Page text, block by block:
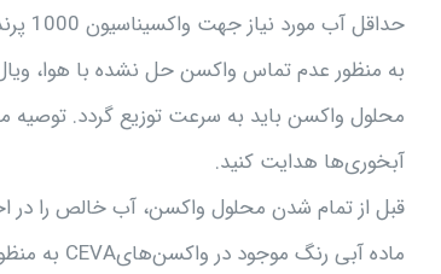
حداقل آب مورد نیاز جهت واکسیناسیون 1000 پرنده در سن 3 تا 4 هفتگی 25 تا 30 لیتر و از 10 هفتگی به بعد 40 لیتر می‌باشد.
به منظور عدم تماس واکسن حل نشده با هوا،
محلول واکسن باید به سرعت توزیع گردد. توصیه
آبخوری‌ها هدایت کنید.
قبل از تمام شدن محلول واکسن، آب خالص را در
ماده آبی رنگ موجود در واکسن‌هایCEVA به منظور کنترل بهتر توزیع محلول واکسن در نظر گرفته شده است.